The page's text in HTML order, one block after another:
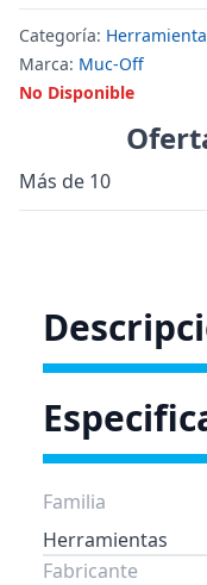
Categoría:
Marca: Muc-Off
No Disponible
Más de 10
Familia
Herramientas
Fabricante